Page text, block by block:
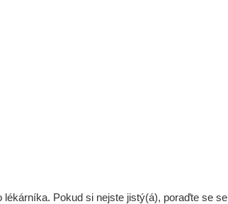
Pokud si nejste jistý(á), poraďte se